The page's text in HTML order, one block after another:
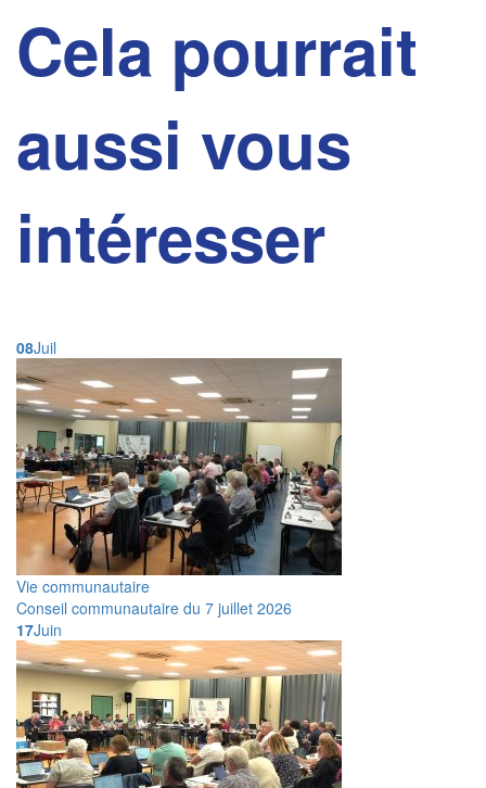
Cela pourrait
aussi vous
intéresser
08Juil
Vie communautaire
Conseil communautaire du 7 juillet 2026
17Juin